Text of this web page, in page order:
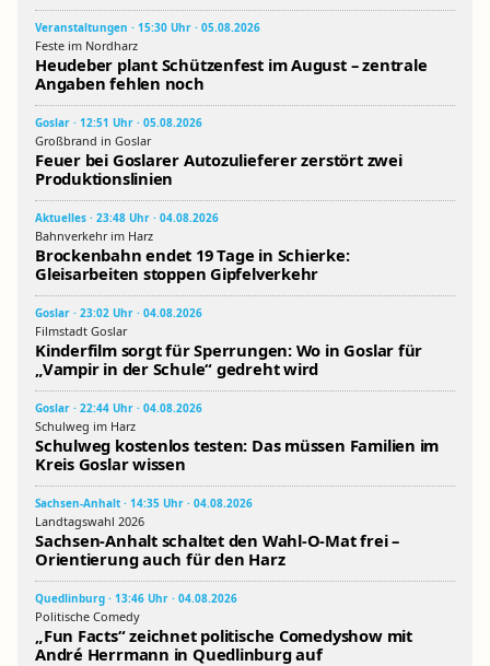
Veranstaltungen · 15:30 Uhr · 05.08.2026
Feste im Nordharz
Heudeber plant Schützenfest im August – zentrale
Angaben fehlen noch
Goslar · 12:51 Uhr · 05.08.2026
Großbrand in Goslar
Feuer bei Goslarer Autozulieferer zerstört zwei
Produktionslinien
Aktuelles · 23:48 Uhr · 04.08.2026
Bahnverkehr im Harz
Brockenbahn endet 19 Tage in Schierke:
Gleisarbeiten stoppen Gipfelverkehr
Goslar · 23:02 Uhr · 04.08.2026
Filmstadt Goslar
Kinderfilm sorgt für Sperrungen: Wo in Goslar für
„Vampir in der Schule“ gedreht wird
Goslar · 22:44 Uhr · 04.08.2026
Schulweg im Harz
Schulweg kostenlos testen: Das müssen Familien im
Kreis Goslar wissen
Sachsen-Anhalt · 14:35 Uhr · 04.08.2026
Landtagswahl 2026
Sachsen-Anhalt schaltet den Wahl-O-Mat frei –
Orientierung auch für den Harz
Quedlinburg · 13:46 Uhr · 04.08.2026
Politische Comedy
„Fun Facts“ zeichnet politische Comedyshow mit
André Herrmann in Quedlinburg auf